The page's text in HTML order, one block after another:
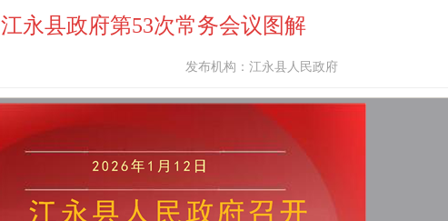
江永县政府第53次常务会议图解
发布机构：江永县人民政府